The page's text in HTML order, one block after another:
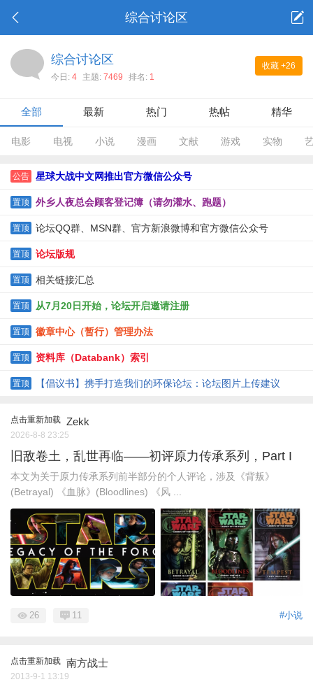
综合讨论区
收藏 +26
综合讨论区
今日: 4 主题: 7469 排名: 1
全部 最新 热门 热帖 精华
电影 电视 小说 漫画 文献 游戏 实物
公告 星球大战中文网推出官方微信公众号
置顶 外乡人夜总会顾客登记簿（请勿灌水、跑题）
置顶 论坛QQ群、MSN群、官方新浪微博和官方微信公众号
置顶 论坛版规
置顶 相关链接汇总
置顶 从7月20日开始，论坛开启邀请注册
置顶 徽章中心（暂行）管理办法
置顶 资料库（Databank）索引
置顶 【倡议书】携手打造我们的环保论坛：论坛图片上传建议
点击重新加载 Zekk
2026-8-8 23:25
旧敌卷土，乱世再临——初评原力传承系列，Part I
本文为关于原力传承系列前半部分的个人评论，涉及《背叛》
(Betrayal) 《血脉》(Bloodlines) 《风 ...
#小说
26 11
点击重新加载 南方战士
2013-9-1 13:19